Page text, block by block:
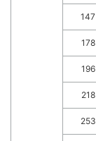
147
178
196
218
253